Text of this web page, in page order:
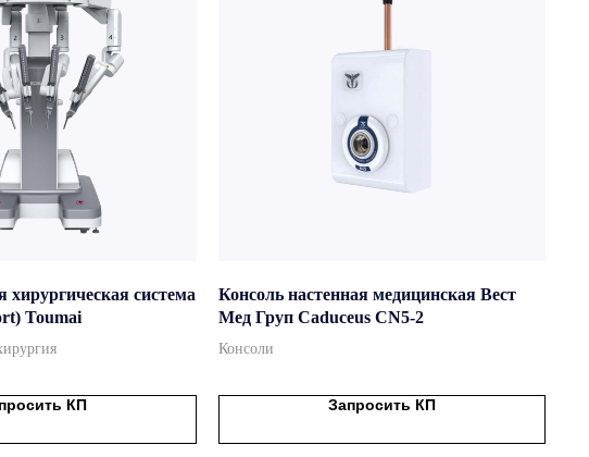
хирургическая система
Toumai
КП
Консоль настенная медицинская Вест
Мед Груп Caduceus CN5-2
Консоли
Запросить КП